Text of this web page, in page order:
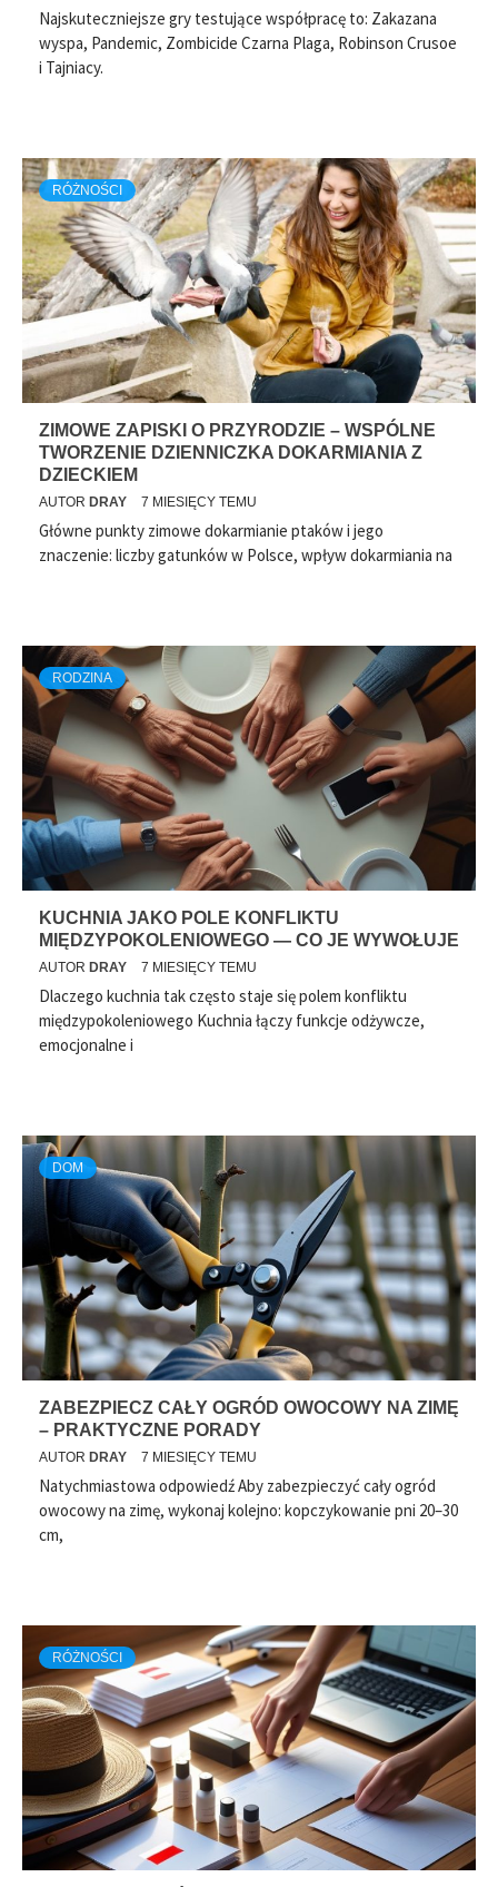
Najskuteczniejsze gry testujące współpracę to: Zakazana
wyspa, Pandemic, Zombicide Czarna Plaga, Robinson Crusoe
i Tajniacy.
RÓŻNOŚCI
ZIMOWE ZAPISKI O PRZYRODZIE – WSPÓLNE
TWORZENIE DZIENNICZKA DOKARMIANIA Z
DZIECKIEM
AUTOR DRAY 7 MIESIĘCY TEMU
Główne punkty zimowe dokarmianie ptaków i jego
znaczenie: liczby gatunków w Polsce, wpływ dokarmiania na
RODZINA
KUCHNIA JAKO POLE KONFLIKTU
MIĘDZYPOKOLENIOWEGO — CO JE WYWOŁUJE
AUTOR DRAY 7 MIESIĘCY TEMU
Dlaczego kuchnia tak często staje się polem konfliktu
międzypokoleniowego Kuchnia łączy funkcje odżywcze,
emocjonalne i
DOM
ZABEZPIECZ CAŁY OGRÓD OWOCOWY NA ZIMĘ
– PRAKTYCZNE PORADY
AUTOR DRAY 7 MIESIĘCY TEMU
Natychmiastowa odpowiedź Aby zabezpieczyć cały ogród
owocowy na zimę, wykonaj kolejno: kopczykowanie pni 20–30
cm,
RÓŻNOŚCI